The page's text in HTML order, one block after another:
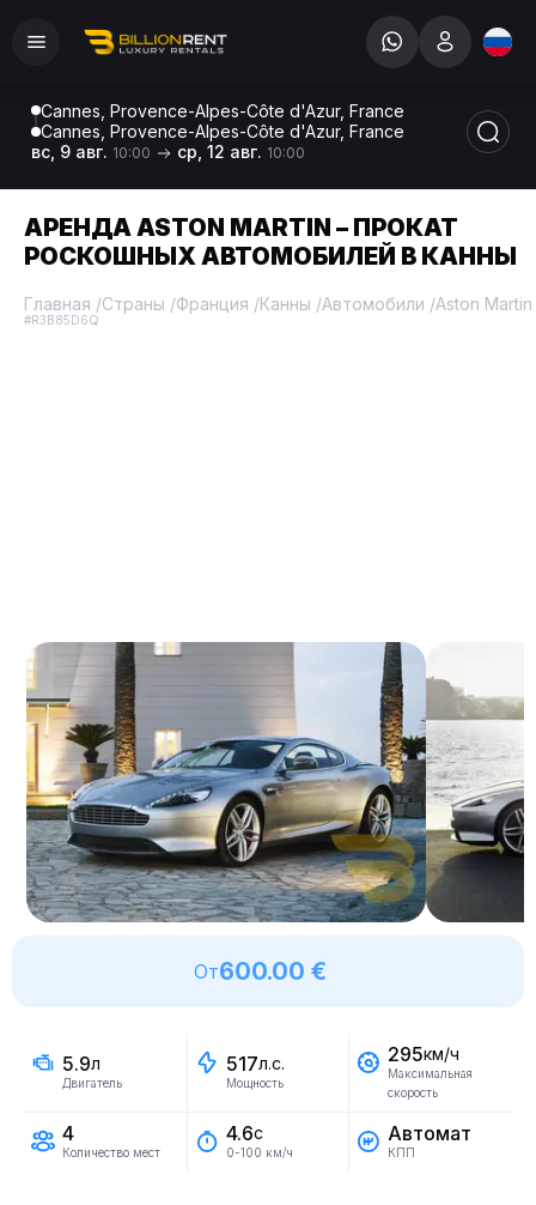
Cannes, Provence-Alpes-Côte d'Azur, France
Cannes, Provence-Alpes-Côte d'Azur, France
вс, 9 авг. 10:00 ср, 12 авг. 10:00
АРЕНДА ASTON MARTIN – ПРОКАТ
РОСКОШНЫХ АВТОМОБИЛЕЙ В КАННЫ
Главная /Страны /Франция /Канны /Автомобили /Aston Martin
#R3B85D6Q
От600.00 €
5.9л
Двигатель
517л.с.
Мощность
295км/ч
Максимальная
скорость
4
Количество мест
4.6с
0-100 км/ч
Автомат
КПП